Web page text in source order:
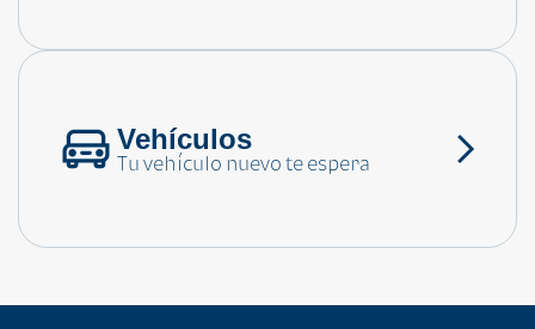
Vehículos
Tu vehículo nuevo te espera